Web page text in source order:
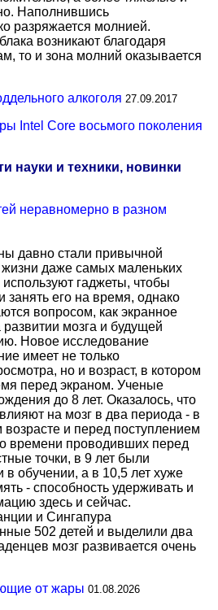
Наполнившись
разряжается молнией.
возникают благодаря
то и зона молний оказывается
алкоголя 27.09.2017
Intel Core восьмого поколения
науки и техники, новинки
неравномерно в разном
давно стали привычной
даже самых маленьких
используют гаджеты, чтобы
его на время, однако
вопросом, как экранное
мозга и будущей
Новое исследование
имеет не только
но и возраст, в котором
перед экраном. Ученые
до 8 лет. Оказалось, что
на мозг в два периода - в
и перед поступлением
времени проводивших перед
точки, в 9 лет были
в обучении, а в 10,5 лет хуже
- способность удерживать и
здесь и сейчас.
и Сингапура
502 детей и выделили два
мозг развивается очень
от жары 01.08.2026